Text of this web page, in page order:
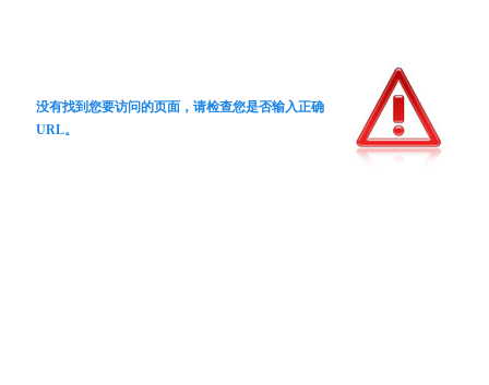
没有找到您要访问的页面，请检查您是否输入正确
URL。